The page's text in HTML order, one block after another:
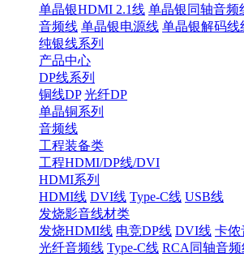
单晶银HDMI 2.1线 单晶银同轴音频
音频线 单晶银电源线 单晶银解码线
纯银线系列
产品中心
DP线系列
铜线DP 光纤DP
单晶铜系列
音频线
工程装备类
工程HDMI/DP线/DVI
HDMI系列
HDMI线 DVI线 Type-C线 USB线
发烧影音线材类
发烧HDMI线 电竞DP线 DVI线 卡侬
光纤音频线 Type-C线 RCA同轴音频